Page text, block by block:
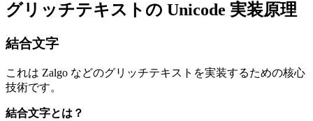
グリッチテキストの Unicode 実装原理
結合文字
これは Zalgo などのグリッチテキストを実装するための核心
技術です。
結合文字とは？